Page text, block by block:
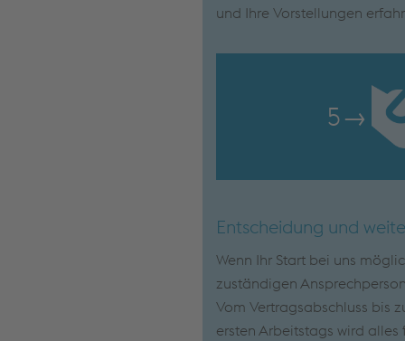
und Ihre Vorstellungen
5→
Entscheidung und
Wenn Ihr Start bei uns
zuständigen
Vom Vertragsabschluss bis
ersten Arbeitstags wird